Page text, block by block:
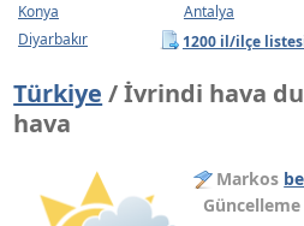
Konya
Antalya
Diyarbakır
1200 il/ilçe
Türkiye / İvrindi hava
hava
Markos
Güncelleme